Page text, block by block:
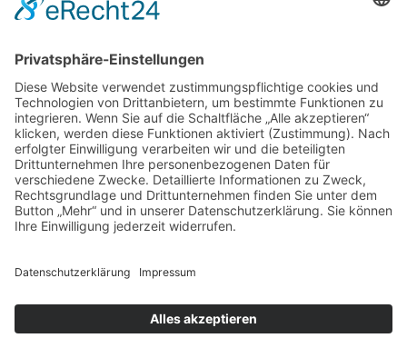
Spende direkt via PayPal
JETZT SPENDEN
paypal@heilbronner-tierschutz.de
© 2021Systemhaus JOAM